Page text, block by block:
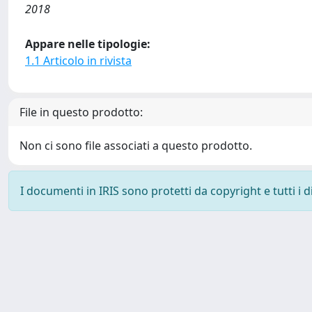
2018
Appare nelle tipologie:
1.1 Articolo in rivista
File in questo prodotto:
Non ci sono file associati a questo prodotto.
I documenti in IRIS sono protetti da copyright e tutti i